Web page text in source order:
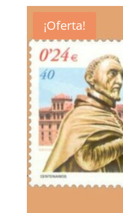
¡Oferta!